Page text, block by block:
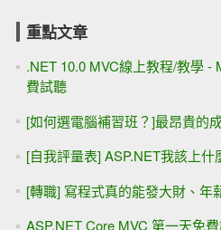
重點文章
.NET 10.0 MVC線上教程/教學 -
費試聽
[如何選電腦補習班？]最昂貴的
[自我評量表] ASP.NET我該上什
[轉職] 寫程式真的能發大財、年
ASP.NET Core MVC 第一天免